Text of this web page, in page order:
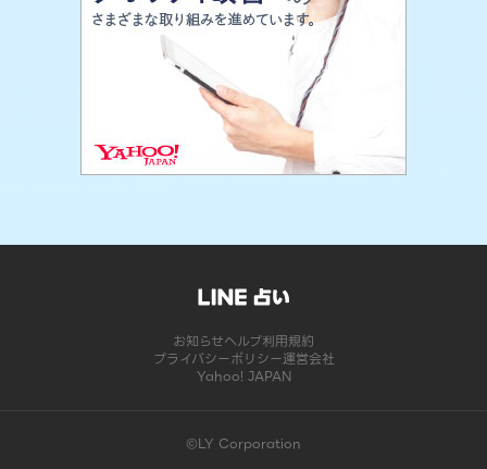
お知らせヘルプ利用規約
プライバシーポリシー運営会社
Yahoo! JAPAN
©LY Corporation